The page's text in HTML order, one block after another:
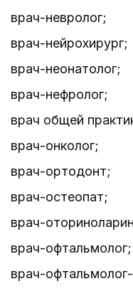
врач-невролог;
врач-нейрохирург;
врач-неонатолог;
врач-нефролог;
врач общей
врач-онколог;
врач-ортодонт;
врач-остеопат;
врач-
врач-офтальмолог;
врач-